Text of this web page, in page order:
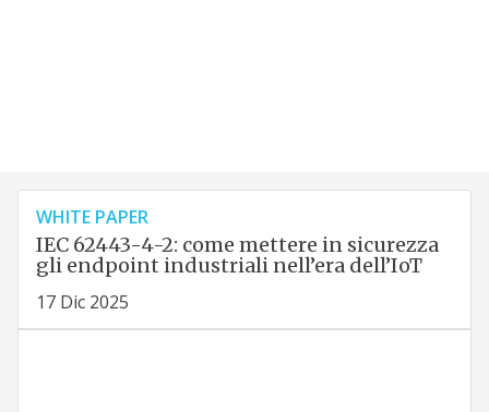
WHITE PAPER
IEC 62443-4-2: come mettere in sicurezza
gli endpoint industriali nell’era dell’IoT
17 Dic 2025